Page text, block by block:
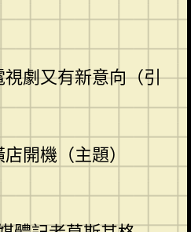
又有新意向（引
機（主題）